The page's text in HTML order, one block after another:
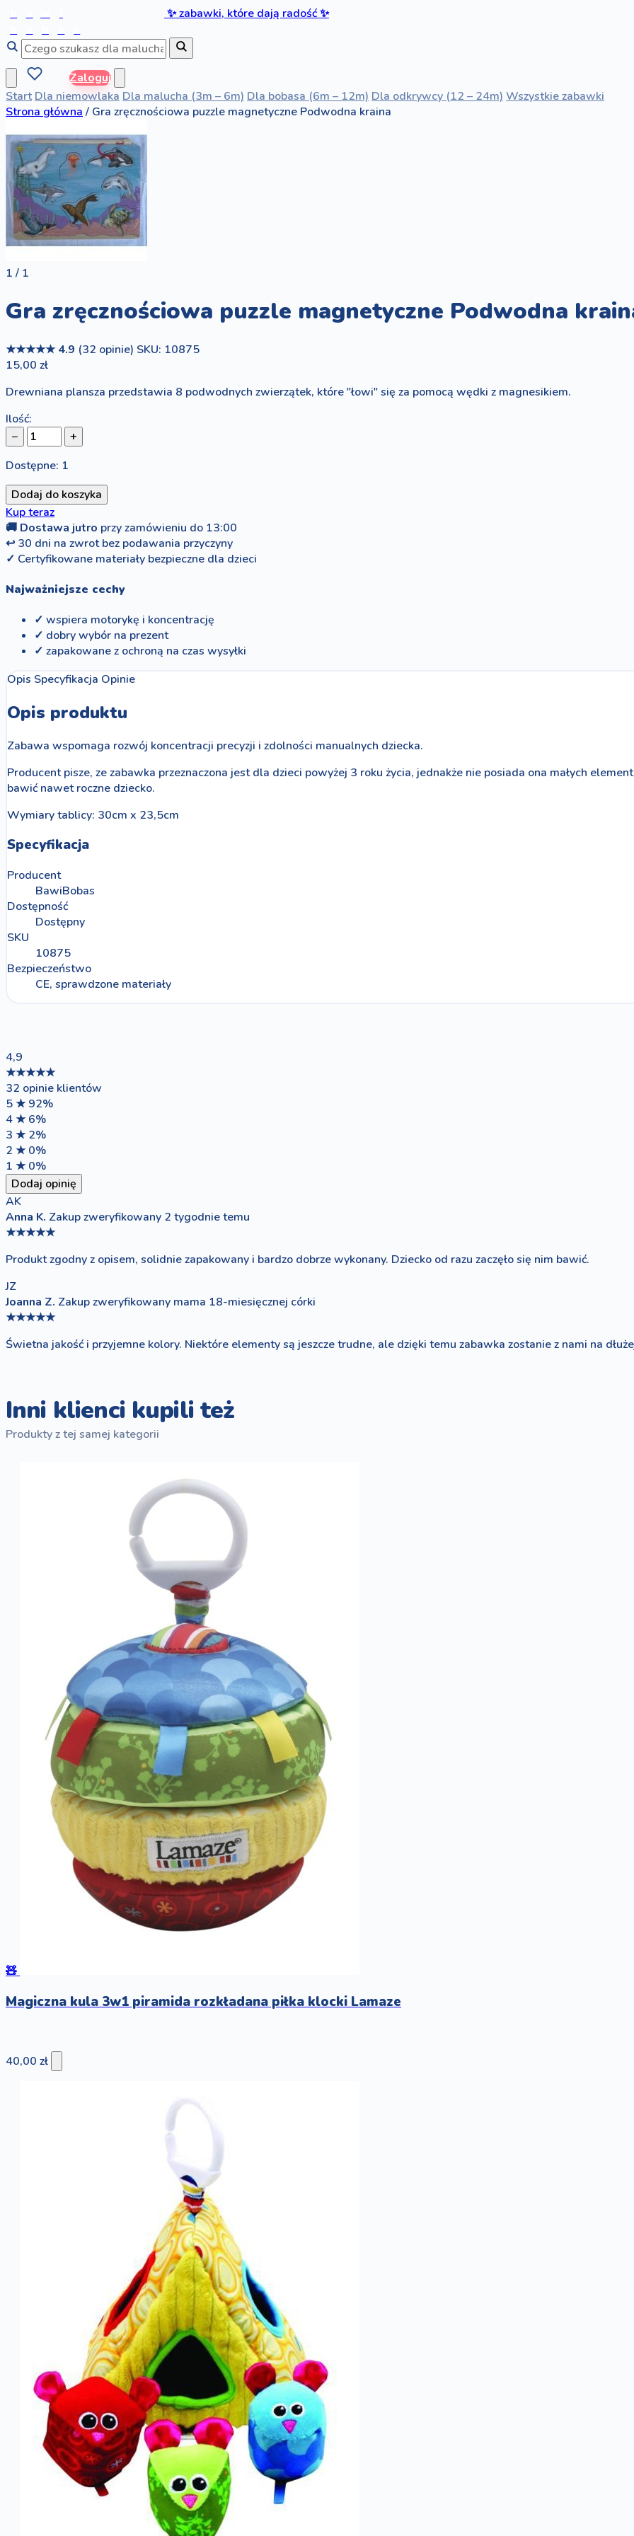
✨zabawki, które dają radość✨
Zaloguj
Start Dla niemowlaka Dla malucha (3m – 6m) Dla bobasa (6m – 12m) Dla odkrywcy (12 – 24m) Wszystkie zabawki
Strona główna / Gra zręcznościowa puzzle magnetyczne Podwodna kraina
1 / 1
Gra zręcznościowa puzzle magnetyczne Podwodna
★★★★★ 4.9 (32 opinie) SKU: 10875
15,00 zł
Drewniana plansza przedstawia 8 podwodnych zwierzątek, które "łowi" się za pomocą wędki z magnesikiem.
Ilość:
−
+
Dostępne: 1
Dodaj do koszyka
Kup teraz
🚚 Dostawa jutro przy zamówieniu do 13:00
↩ 30 dni na zwrot bez podawania przyczyny
✓ Certyfikowane materiały bezpieczne dla dzieci
Najważniejsze cechy
✓ wspiera motorykę i koncentrację
✓ dobry wybór na prezent
✓ zapakowane z ochroną na czas wysyłki
Opis Specyfikacja Opinie
Opis produktu
Zabawa wspomaga rozwój koncentracji precyzji i zdolności manualnych dziecka.
Producent pisze, ze zabawka przeznaczona jest dla dzieci powyżej 3 roku życia, jednakże nie posiada ona małych
bawić nawet roczne dziecko.
Wymiary tablicy: 30cm x 23,5cm
Specyfikacja
Producent
BawiBobas
Dostępność
Dostępny
SKU
10875
Bezpieczeństwo
CE, sprawdzone materiały
4,9
★★★★★
32 opinie klientów
5 ★ 92%
4 ★ 6%
3 ★ 2%
2 ★ 0%
1 ★ 0%
Dodaj opinię
AK
Anna K. Zakup zweryfikowany 2 tygodnie temu
★★★★★
Produkt zgodny z opisem, solidnie zapakowany i bardzo dobrze wykonany. Dziecko od razu zaczęło się nim bawić.
JZ
Joanna Z. Zakup zweryfikowany mama 18-miesięcznej córki
★★★★★
Świetna jakość i przyjemne kolory. Niektóre elementy są jeszcze trudne, ale dzięki temu zabawka zostanie z nami na
Inni klienci kupili też
Produkty z tej samej kategorii
🧸
Magiczna kula 3w1 piramida rozkładana piłka klocki Lamaze
40,00 zł